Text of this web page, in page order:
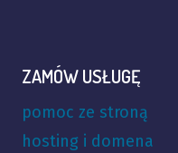
ZAMÓW USŁUGĘ
pomoc ze stroną
hosting i domena